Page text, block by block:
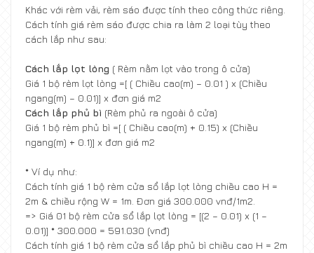
Khác với rèm vải, rèm sáo được tính theo công thức riêng.
Cách tính giá rèm sáo được chia ra làm 2 loại tùy theo
cách lắp như sau:
Cách lắp lọt lòng ( Rèm nằm lọt vào trong ô cửa)
Giá 1 bộ rèm lọt lòng =[ ( Chiều cao(m) – 0.01 ) x (Chiều
ngang(m) – 0.01)] x đơn giá m2
Cách lắp phủ bì (Rèm phủ ra ngoài ô cửa)
Giá 1 bộ rèm phủ bì =[ ( Chiều cao(m) + 0.15) x (Chiều
ngang(m) + 0.1)] x đơn giá m2
* Ví dụ như:
Cách tính giá 1 bộ rèm cửa sổ lắp lọt lòng chiều cao H =
2m & chiều rộng W = 1m. Đơn giá 300.000 vnđ/1m2.
=> Giá 01 bộ rèm cửa sổ lắp lọt lòng = [(2 – 0.01) x (1 –
0.01)] * 300.000 = 591.030 (vnđ)
Cách tính giá 1 bộ rèm cửa sổ lắp phủ bì chiều cao H = 2m